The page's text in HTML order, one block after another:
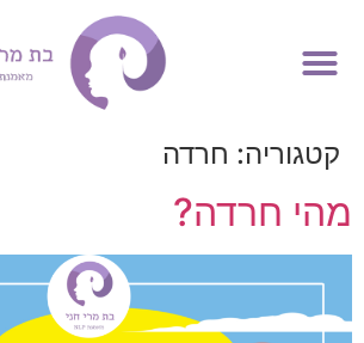
קטגוריה: חרדה
מהי חרדה?